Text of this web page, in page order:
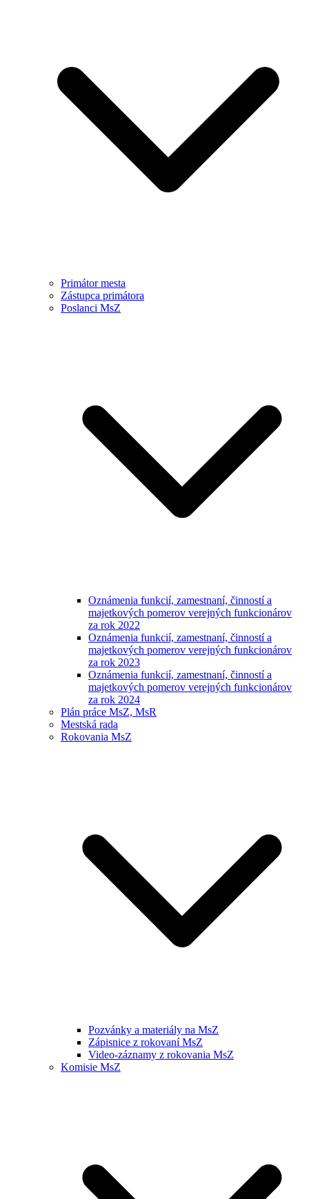
Primátor mesta
Zástupca primátora
Poslanci MsZ
Oznámenia funkcií, zamestnaní, činností a
majetkových pomerov verejných funkcionárov
za rok 2022
Oznámenia funkcií, zamestnaní, činností a
majetkových pomerov verejných funkcionárov
za rok 2023
Oznámenia funkcií, zamestnaní, činností a
majetkových pomerov verejných funkcionárov
za rok 2024
Plán práce MsZ, MsR
Mestská rada
Rokovania MsZ
Pozvánky a materiály na MsZ
Zápisnice z rokovaní MsZ
Video-záznamy z rokovania MsZ
Komisie MsZ